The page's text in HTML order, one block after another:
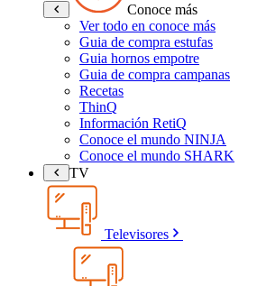
Conoce más
Ver todo en conoce más
Guia de compra estufas
Guia hornos empotre
Guia de compra campanas
Recetas
ThinQ
Información RetiQ
Conoce el mundo NINJA
Conoce el mundo SHARK
TV
Televisores